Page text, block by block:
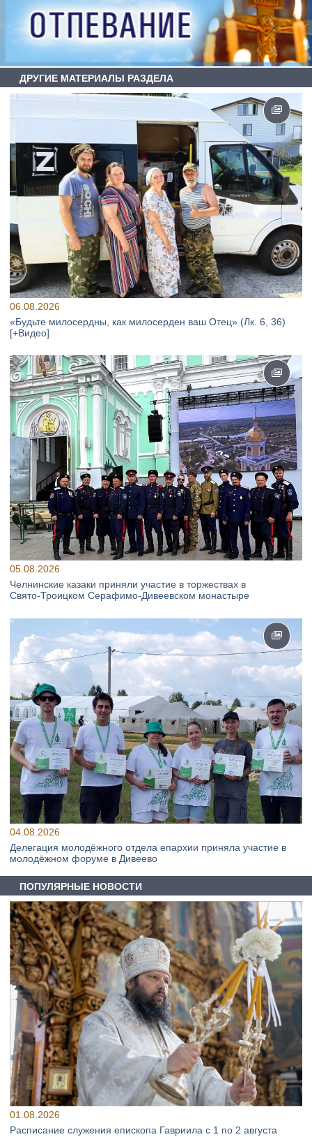
ДРУГИЕ МАТЕРИАЛЫ РАЗДЕЛА
06.08.2026
«Будьте милосердны, как милосерден ваш Отец» (Лк. 6, 36)
[+Видео]
05.08.2026
Челнинские казаки приняли участие в торжествах в
Свято‑Троицком Серафимо‑Дивеевском монастыре
04.08.2026
Делегация молодёжного отдела епархии приняла участие в
молодёжном форуме в Дивеево
ПОПУЛЯРНЫЕ НОВОСТИ
01.08.2026
Расписание служения епископа Гавриила с 1 по 2 августа